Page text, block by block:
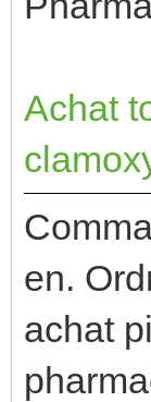
Achat
en.
achat